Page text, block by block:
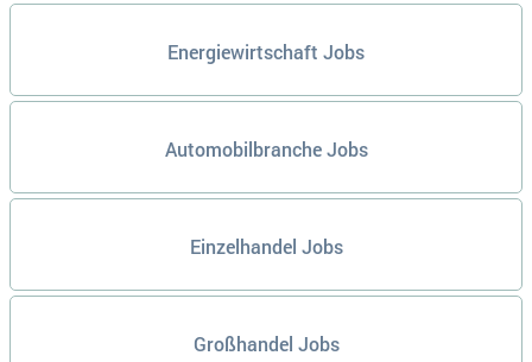
Energiewirtschaft Jobs
Automobilbranche Jobs
Einzelhandel Jobs
Großhandel Jobs